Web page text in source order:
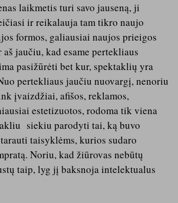
laikmetis turi savo jauseną, ji
ir reikalauja tam tikro naujo
formos, galiausiai naujos prieigos
jaučiu, kad esame pertekliaus
pasižūrėti bet kur, spektaklių yra
pertekliaus jaučiu nuovargį, nenoriu
įvaizdžiai, afišos, reklamos,
estetizuotos, rodoma tik viena
siekiu parodyti tai, ką buvo
taisyklėms, kurios sudaro
Noriu, kad žiūrovas nebūtų
taip, lyg jį baksnoja intelektualus